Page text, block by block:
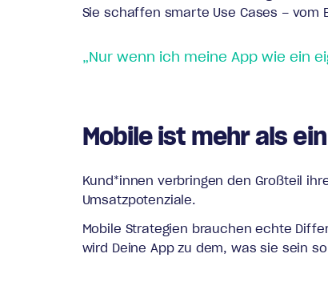
Sie schaffen smarte Use Cases –
„Nur wenn ich meine App wie ein
Mobile ist mehr als
Kund*innen verbringen den Großteil
Umsatzpotenziale.
Mobile Strategien brauchen echte
wird Deine App zu dem, was sie sein